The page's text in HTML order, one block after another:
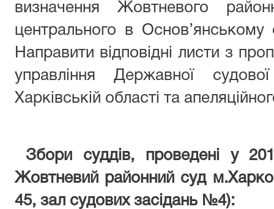
визначення Жовтневого
центрального в
Направити відповідні листи з
управління Державної
Харківській області та
Збори суддів, проведені у
Жовтневий районний суд
45, зал судових засідань №4):